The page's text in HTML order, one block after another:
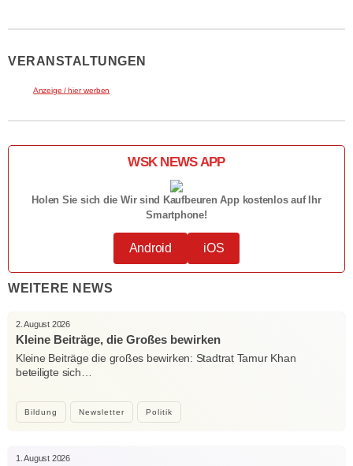
VERANSTALTUNGEN
Anzeige / hier werben
WSK NEWS APP
Holen Sie sich die Wir sind Kaufbeuren App kostenlos auf Ihr
Smartphone!
Android iOS
WEITERE NEWS
Bildung Newsletter Politik
2. August 2026
Kleine Beiträge, die Großes bewirken
Kleine Beiträge die großes bewirken: Stadtrat Tamur Khan
beteiligte sich…
1. August 2026